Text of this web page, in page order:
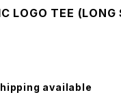
LOGO TEE (LONG
available